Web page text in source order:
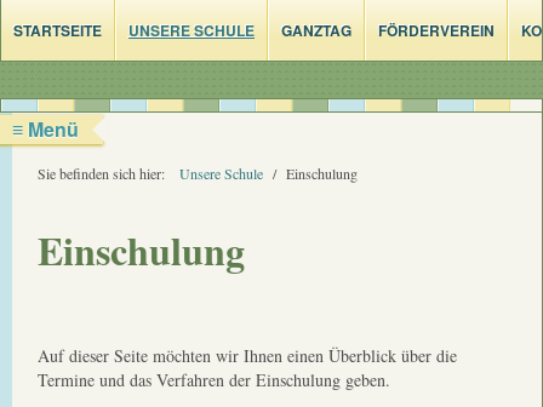
STARTSEITE UNSERE SCHULE GANZTAG FÖRDERVEREIN
≡ Menü
Sie befinden sich hier: Unsere Schule / Einschulung
Einschulung
Auf dieser Seite möchten wir Ihnen einen Überblick über die
Termine und das Verfahren der Einschulung geben.